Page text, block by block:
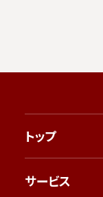
トップ
サービス